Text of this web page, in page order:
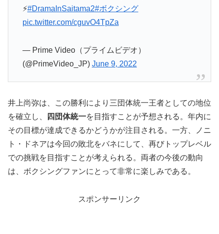
⚡️#DramaInSaitama2#ボクシング
pic.twitter.com/cguvO4TpZa
— Prime Video（プライムビデオ）
(@PrimeVideo_JP) June 9, 2022
井上尚弥は、この勝利により三団体統一王者としての地位
を確立し、
四団体統一を目指すことが予想される。年内に
その目標が達成できるかどうかが注目される。一方、ノニ
ト・ドネアは今回の敗北をバネにして、再びトップレベル
での挑戦を目指すことが考えられる。両者の今後の動向
は、ボクシングファンにとって非常に楽しみである。
スポンサーリンク